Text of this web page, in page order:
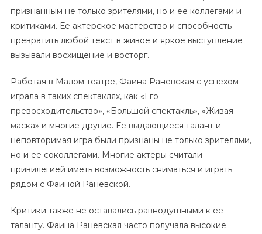
признанным не только зрителями, но и ее коллегами и
критиками. Ее актерское мастерство и способность
превратить любой текст в живое и яркое выступление
вызывали восхищение и восторг.
Работая в Малом театре, Фаина Раневская с успехом
играла в таких спектаклях, как «Его
превосходительство», «Большой спектакль», «Живая
маска» и многие другие. Ее выдающиеся талант и
неповторимая игра были признаны не только зрителями,
но и ее соколлегами. Многие актеры считали
привилегией иметь возможность сниматься и играть
рядом с Фаиной Раневской.
Критики также не оставались равнодушными к ее
таланту. Фаина Раневская часто получала высокие